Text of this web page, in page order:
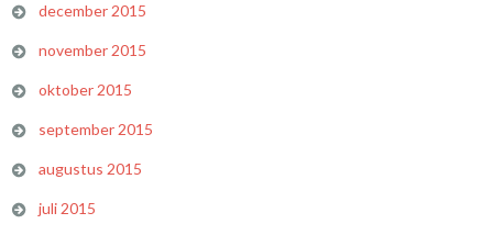
december 2015
november 2015
oktober 2015
september 2015
augustus 2015
juli 2015